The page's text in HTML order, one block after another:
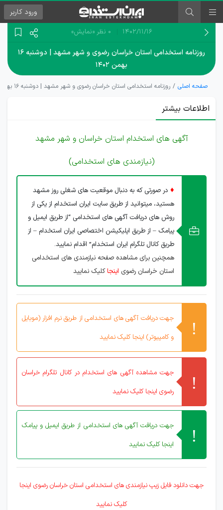
ورود کاربر
۱۴۰۲/۱۱/۱۶ 0 نظر «نمایش»
روزنامه استخدامی استان خراسان رضوی و شهر مشهد | دوشنبه ۱۶
بهمن ۱۴۰۲
صفحه اصلی روزنامه استخدامی استان خراسان رضوی و شهر مشهد | دوشنبه ۱۶ بهمن ۱۴۰۲
اطلاعات بیشتر
آگهی های استخدام استان خراسان و شهر مشهد
(نیازمندی های استخدامی)
♦ در صورتی که به دنبال موقعیت های شغلی روز مشهد
هستید، میتوانید از طریق سایت ایران استخدام از یکی از
روش های دریافت آگهی های استخدامی “از طریق ایمیل و
پیامک – از طریق اپلیکیشن اختصاصی ایران استخدام – از
طریق کانال تلگرام ایران استخدام” اقدام نمایید.
همچنین برای مشاهده صفحه نیازمندی های استخدامی
استان خراسان رضوی اینجاکلیک نمایید
جهت دریافت آگهی های استخدامی از طریق نرم افزار (موبایل
و کامپیوتر) اینجا کلیک نمایید
جهت مشاهده آگهی های استخدام در کانال تلگرام خراسان
رضوی اینجا کلیک نمایید
جهت دریافت آگهی های استخدامی از طریق ایمیل و پیامک
اینجا کلیک نمایید
جهت دانلود فایل زیپ نیازمندی های استخدامی استان خراسان رضوی اینجا
کلیک نمایید